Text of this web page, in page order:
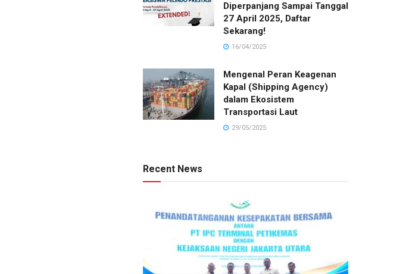
Diperpanjang Sampai Tanggal
27 April 2025, Daftar
Sekarang!
16/04/2025
Mengenal Peran Keagenan
Kapal (Shipping Agency)
dalam Ekosistem
Transportasi Laut
29/05/2025
Recent News